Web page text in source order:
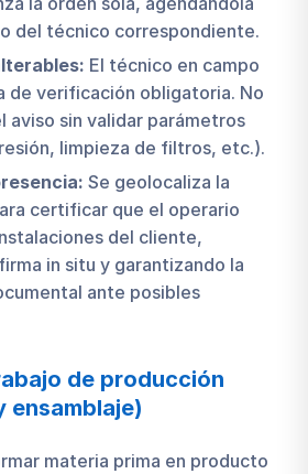
del técnico correspondiente.
El técnico en campo
de verificación obligatoria. No
aviso sin validar parámetros
limpieza de filtros, etc.).
Se geolocaliza la
certificar que el operario
del cliente,
in situ y garantizando la
ante posibles
de producción
ensamblaje)
materia prima en producto